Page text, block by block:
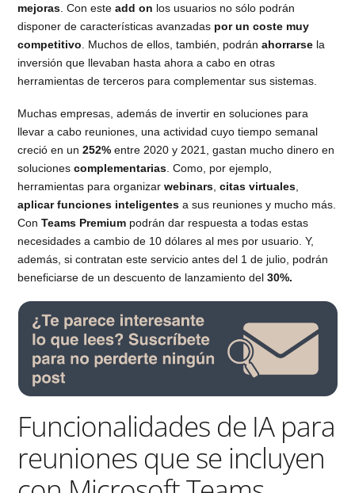
mejoras . Con esteadd on los usuarios no sólo podrán
disponer de características avanzadas por un coste muy
competitivo . Muchos de ellos, también, podránahorrarse la
inversión que llevaban hasta ahora a cabo en otras
herramientas de terceros para complementar sus sistemas.
Muchas empresas, además de invertir en soluciones para
llevar a cabo reuniones, una actividad cuyo tiempo semanal
creció en un252% entre 2020 y 2021, gastan mucho dinero en
solucionescomplementarias . Como, por ejemplo,
herramientas para organizarwebinars ,citas virtuales
aplicar funciones inteligentes a sus reuniones y mucho más.
ConTeams Premium podrán dar respuesta a todas estas
necesidades a cambio de 10 dólares al mes por usuario. Y,
además, si contratan este servicio antes del 1 de julio, podrán
beneficiarse de un descuento de lanzamiento del30%.
Funcionalidades de IA para
reuniones que se incluyen